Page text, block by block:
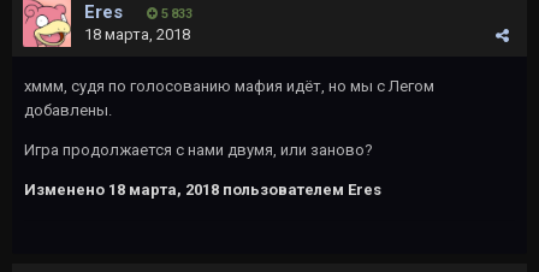
Eres 5 833
18 марта, 2018
хммм, судя по голосованию мафия идёт, но мы с Легом
добавлены.
Игра продолжается с нами двумя, или заново?
Изменено 18 марта, 2018 пользователем Eres